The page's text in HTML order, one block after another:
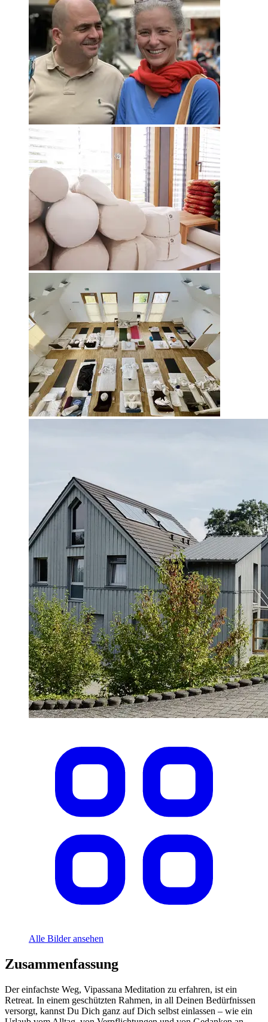
Alle Bilder ansehen
Zusammenfassung
Der einfachste Weg, Vipassana Meditation zu erfahren, ist ein
Retreat. In einem geschützten Rahmen, in all Deinen Bedürfnissen
versorgt, kannst Du Dich ganz auf Dich selbst einlassen – wie ein